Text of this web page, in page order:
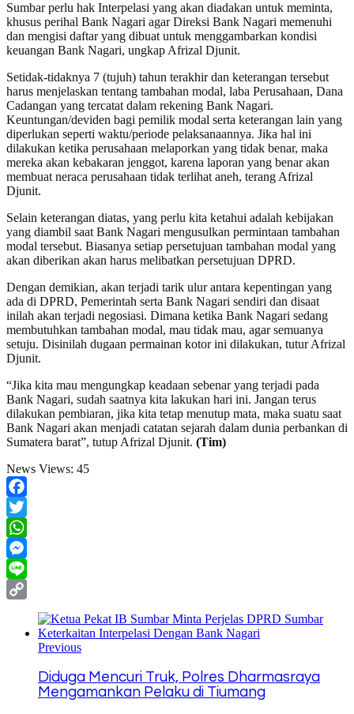
Sumbar perlu hak Interpelasi yang akan diadakan untuk meminta,
khusus perihal Bank Nagari agar Direksi Bank Nagari memenuhi
dan mengisi daftar yang dibuat untuk menggambarkan kondisi
keuangan Bank Nagari, ungkap Afrizal Djunit.
Setidak-tidaknya 7 (tujuh) tahun terakhir dan keterangan tersebut
harus menjelaskan tentang tambahan modal, laba Perusahaan, Dana
Cadangan yang tercatat dalam rekening Bank Nagari.
Keuntungan/deviden bagi pemilik modal serta keterangan lain yang
diperlukan seperti waktu/periode pelaksanaannya. Jika hal ini
dilakukan ketika perusahaan melaporkan yang tidak benar, maka
mereka akan kebakaran jenggot, karena laporan yang benar akan
membuat neraca perusahaan tidak terlihat aneh, terang Afrizal
Djunit.
Selain keterangan diatas, yang perlu kita ketahui adalah kebijakan
yang diambil saat Bank Nagari mengusulkan permintaan tambahan
modal tersebut. Biasanya setiap persetujuan tambahan modal yang
akan diberikan akan harus melibatkan persetujuan DPRD.
Dengan demikian, akan terjadi tarik ulur antara kepentingan yang
ada di DPRD, Pemerintah serta Bank Nagari sendiri dan disaat
inilah akan terjadi negosiasi. Dimana ketika Bank Nagari sedang
membutuhkan tambahan modal, mau tidak mau, agar semuanya
setuju. Disinilah dugaan permainan kotor ini dilakukan, tutur Afrizal
Djunit.
“Jika kita mau mengungkap keadaan sebenar yang terjadi pada
Bank Nagari, sudah saatnya kita lakukan hari ini. Jangan terus
dilakukan pembiaran, jika kita tetap menutup mata, maka suatu saat
Bank Nagari akan menjadi catatan sejarah dalam dunia perbankan di
Sumatera barat”, tutup Afrizal Djunit. (Tim)
News Views: 45
Facebook
Twitter
WhatsApp
Messenger
Line
Link
Previous
Diduga Mencuri Truk, Polres Dharmasraya
Mengamankan Pelaku di Tiumang